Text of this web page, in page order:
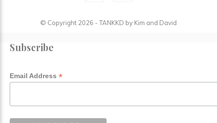
© Copyright 2026 - TANKKD by Kim and David
Subscribe
Email Address *